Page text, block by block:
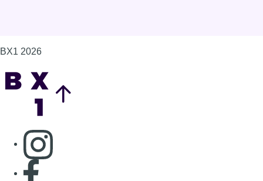
S'abonner à notre newsletter
Connaître BX1
Publicité
Offres d'emploi
Contact